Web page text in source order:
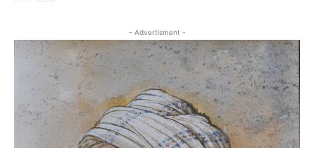
- Advertisment -